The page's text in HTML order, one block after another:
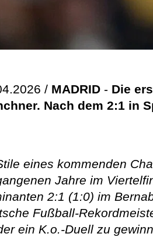
/ MADRID - Die
Nach dem 2:1 in
eines kommenden
Jahre im
2:1 (1:0) im
Fußball-
ein K.o.-Duell zu